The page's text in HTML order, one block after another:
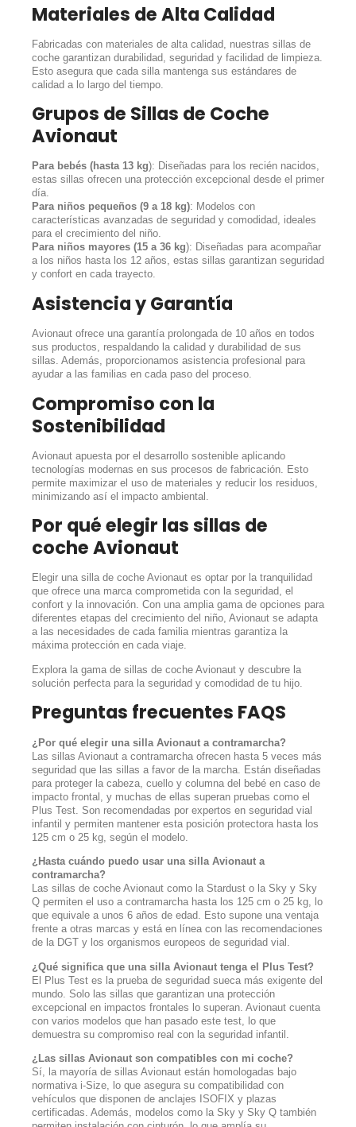
Materiales de Alta Calidad
Fabricadas con materiales de alta calidad, nuestras sillas de
coche garantizan durabilidad, seguridad y facilidad de limpieza.
Esto asegura que cada silla mantenga sus estándares de
calidad a lo largo del tiempo.
Grupos de Sillas de Coche
Avionaut
Para bebés (hasta 13 kg): Diseñadas para los recién nacidos,
estas sillas ofrecen una protección excepcional desde el primer
día.
Para niños pequeños (9 a 18 kg): Modelos con
características avanzadas de seguridad y comodidad, ideales
para el crecimiento del niño.
Para niños mayores (15 a 36 kg): Diseñadas para acompañar
a los niños hasta los 12 años, estas sillas garantizan seguridad
y confort en cada trayecto.
Asistencia y Garantía
Avionaut ofrece una garantía prolongada de 10 años en todos
sus productos, respaldando la calidad y durabilidad de sus
sillas. Además, proporcionamos asistencia profesional para
ayudar a las familias en cada paso del proceso.
Compromiso con la
Sostenibilidad
Avionaut apuesta por el desarrollo sostenible aplicando
tecnologías modernas en sus procesos de fabricación. Esto
permite maximizar el uso de materiales y reducir los residuos,
minimizando así el impacto ambiental.
Por qué elegir las sillas de
coche Avionaut
Elegir una silla de coche Avionaut es optar por la tranquilidad
que ofrece una marca comprometida con la seguridad, el
confort y la innovación. Con una amplia gama de opciones para
diferentes etapas del crecimiento del niño, Avionaut se adapta
a las necesidades de cada familia mientras garantiza la
máxima protección en cada viaje.
Explora la gama de sillas de coche Avionaut y descubre la
solución perfecta para la seguridad y comodidad de tu hijo.
Preguntas frecuentes FAQS
¿Por qué elegir una silla Avionaut a contramarcha?
Las sillas Avionaut a contramarcha ofrecen hasta 5 veces más
seguridad que las sillas a favor de la marcha. Están diseñadas
para proteger la cabeza, cuello y columna del bebé en caso de
impacto frontal, y muchas de ellas superan pruebas como el
Plus Test. Son recomendadas por expertos en seguridad vial
infantil y permiten mantener esta posición protectora hasta los
125 cm o 25 kg, según el modelo.
¿Hasta cuándo puedo usar una silla Avionaut a
contramarcha?
Las sillas de coche Avionaut como la Stardust o la Sky y Sky
Q permiten el uso a contramarcha hasta los 125 cm o 25 kg, lo
que equivale a unos 6 años de edad. Esto supone una ventaja
frente a otras marcas y está en línea con las recomendaciones
de la DGT y los organismos europeos de seguridad vial.
¿Qué significa que una silla Avionaut tenga el Plus Test?
El Plus Test es la prueba de seguridad sueca más exigente del
mundo. Solo las sillas que garantizan una protección
excepcional en impactos frontales lo superan. Avionaut cuenta
con varios modelos que han pasado este test, lo que
demuestra su compromiso real con la seguridad infantil.
¿Las sillas Avionaut son compatibles con mi coche?
Sí, la mayoría de sillas Avionaut están homologadas bajo
normativa i-Size, lo que asegura su compatibilidad con
vehículos que disponen de anclajes ISOFIX y plazas
certificadas. Además, modelos como la Sky y Sky Q también